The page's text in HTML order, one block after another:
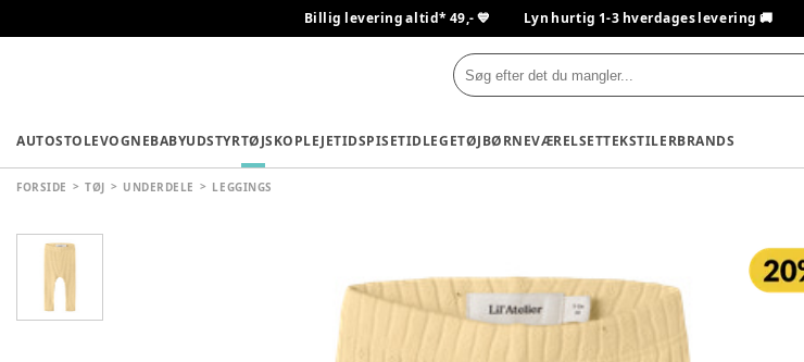
Billig levering altid* 49,- 💙 Lyn hurtig 1-3 hverdages levering 🚚
AUTOSTOLEVOGNEBABYUDSTYRTØJSKOPLEJETIDSPISETIDLEGETØJBØRNEVÆRELSETTEKSTILERBRANDS
FORSIDE TØJ UNDERDELE LEGGINGS